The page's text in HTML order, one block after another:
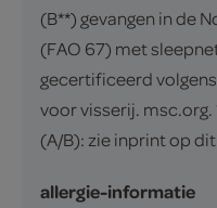
(B**) gevangen in de
(FAO 67) met
gecertificeerd
voor visserij.
(A/B): zie inprint op
allergie-informatie